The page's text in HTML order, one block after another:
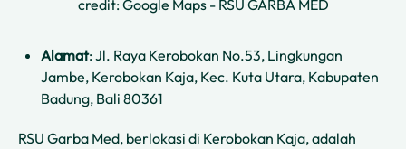
credit: Google Maps - RSU GARBA MED
Alamat: Jl. Raya Kerobokan No.53, Lingkungan
Jambe, Kerobokan Kaja, Kec. Kuta Utara, Kabupaten
Badung, Bali 80361
RSU Garba Med, berlokasi di Kerobokan Kaja, adalah